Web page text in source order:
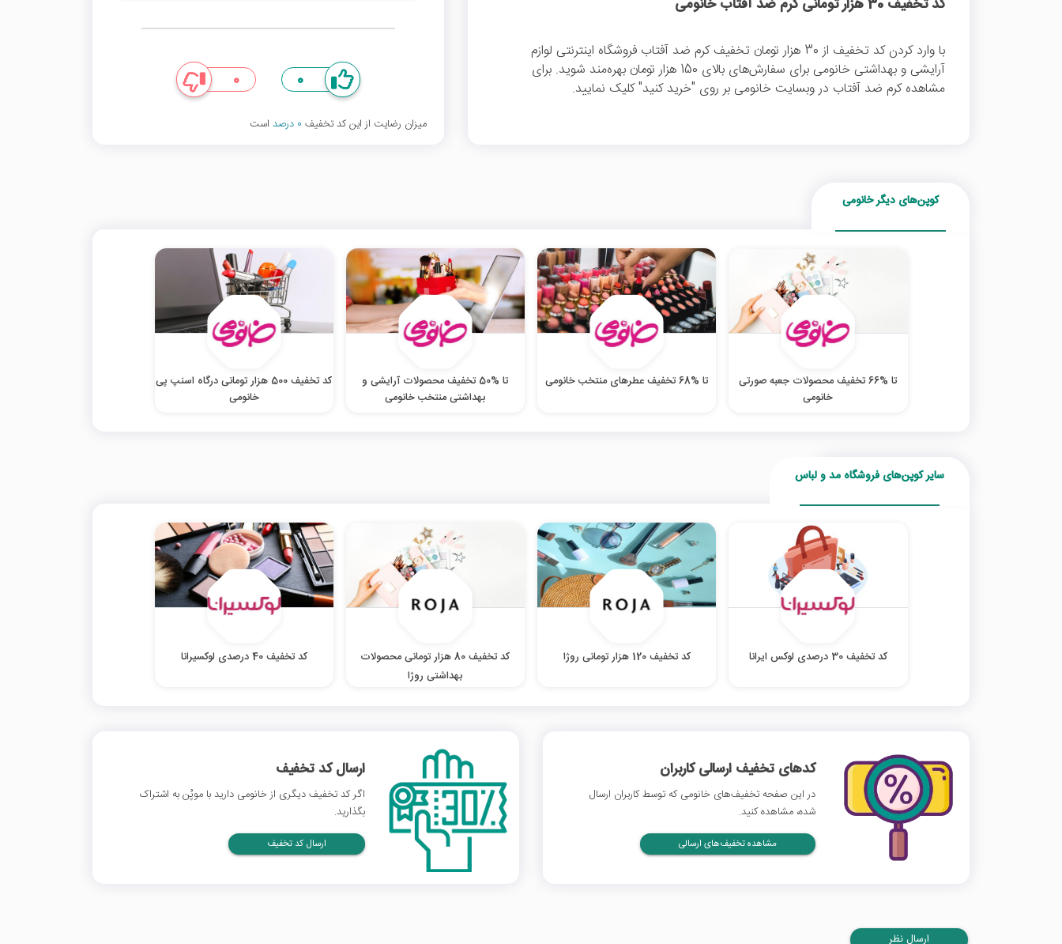
کد تخفیف 30 هزار تومانی کرم ضد آفتاب خانومی
با وارد کردن کد تخفیف از 30 هزار تومان تخفیف کرم ضد آفتاب فروشگاه اینترنتی لوازم
آرایشی و بهداشتی خانومی برای سفارش‌های بالای 150 هزار تومان بهره‌مند شوید. برای
مشاهده کرم‌ ضد آفتاب در وبسایت خانومی بر روی "خرید کنید" کلیک نمایید.
0
0
میزان رضایت از این کد تخفیف 0 درصد است
کوپن‌های دیگر خانومی
تا %66 تخفیف محصولات جعبه صورتی
خانومی
تا %68 تخفیف عطرهای منتخب خانومی
تا %50 تخفیف محصولات آرایشی و
بهداشتی منتخب خانومی
کد تخفیف 500 هزار تومانی درگاه اسنپ پی
خانومی
سایر کوپن‌های فروشگاه مد و لباس
کد تخفیف 30 درصدی لوکس ایرانا کد تخفیف 120 هزار تومانی روژا
کد تخفیف 80 هزار تومانی محصولات
بهداشتی روژا
کد تخفیف 40 درصدی لوکسیرانا
کدهای تخفیف ارسالی کاربران
در این صفحه تخفیف‌های خانومی که توسط کاربران ارسال
شده، مشاهده کنید.
مشاهده تخفیف‌های ارسالی
ارسال کد تخفیف
اگر کد تخفیف دیگری از خانومی دارید با موپُن به اشتراک
بگذارید.
ارسال کد تخفیف
ارسال نظر